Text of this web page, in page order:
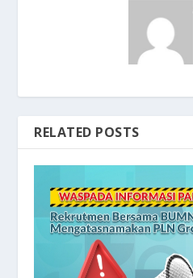
RELATED POSTS